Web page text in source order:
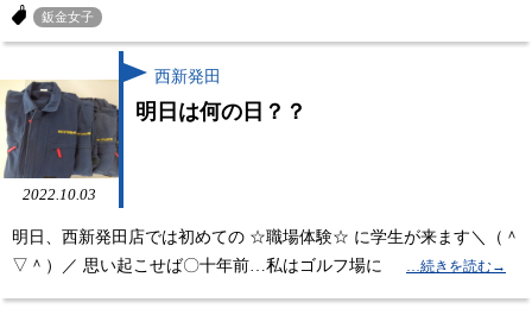
鈑金女子
2022.10.03
西新発田
明日は何の日？？
明日、西新発田店では初めての ☆職場体験☆ に学生が来ます＼（＾
▽＾）／ 思い起こせば〇十年前…私はゴルフ場に